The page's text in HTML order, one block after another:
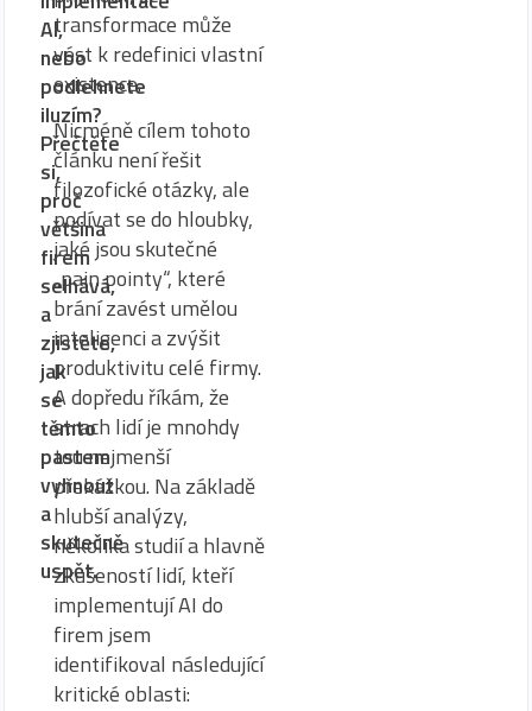
AI,
nebo
podlehnete
iluzím?
Přečtěte
si,
proč
většina
firem
selhává,
a
zjistěte,
jak
se
těmto
pastem
vyhnout
a
skutečně
uspět.
transformace může
vést k redefinici vlastní
existence.
Nicméně cílem tohoto
článku není řešit
filozofické otázky, ale
podívat se do hloubky,
jaké jsou skutečné
„pain pointy“, které
brání zavést umělou
inteligenci a zvýšit
produktivitu celé firmy.
A dopředu říkám, že
strach lidí je mnohdy
tou nejmenší
překážkou. Na základě
hlubší analýzy,
několika studií a hlavně
zkušeností lidí, kteří
implementují AI do
firem jsem
identifikoval následující
kritické oblasti: